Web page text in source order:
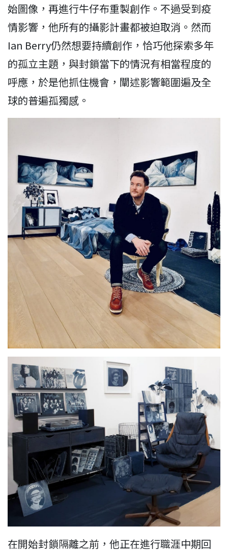
始圖像，再進行牛仔布重製創作。不過受到疫
情影響，他所有的攝影計畫都被迫取消。然而
Ian Berry仍然想要持續創作，恰巧他探索多年
的孤立主題，與封鎖當下的情況有相當程度的
呼應，於是他抓住機會，闡述影響範圍遍及全
球的普遍孤獨感。
在開始封鎖隔離之前，他正在進行職涯中期回